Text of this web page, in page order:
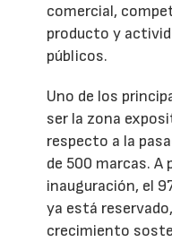
comercial,
producto y
públicos.
Uno de los
ser la zona
respecto a la
de 500 marcas. A
inauguración, el
ya está
crecimiento